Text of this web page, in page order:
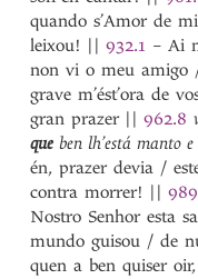
quando s’Amor de
leixou! || 932.1 – Ai
non vi o meu amigo
grave m’ést’ora de
gran prazer || 962.8
que ben lh’está manto
én, prazer devia /
contra morrer! ||
Nostro Senhor esta
mundo guisou / de
quen a ben quiser